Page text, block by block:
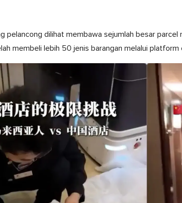
pelancong dilihat membawa sejumlah besar
membeli lebih 50 jenis barangan melalui platform